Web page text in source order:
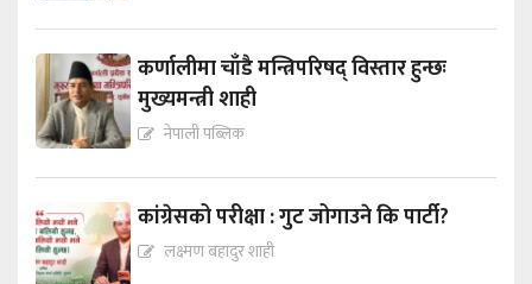
कर्णालीमा चाँडै मन्त्रिपरिषद् विस्तार हुन्छः
मुख्यमन्त्री शाही
नेपाली पब्लिक
कांग्रेसको परीक्षा : गुट जोगाउने कि पार्टी?
लक्ष्मण बहादुर शाही